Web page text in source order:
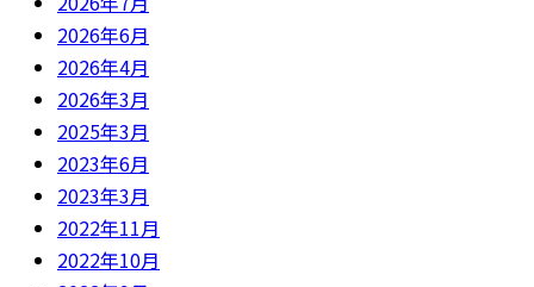
2026年6月
2026年4月
2026年3月
2025年3月
2023年6月
2023年3月
2022年11月
2022年10月